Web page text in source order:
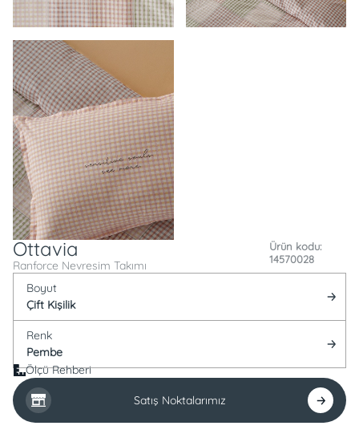
Ottavia
Ranforce Nevresim Takımı
Ürün kodu:
14570028
Boyut
Çift Kişilik
Renk
Pembe
Ölçü Rehberi
Satış Noktalarımız